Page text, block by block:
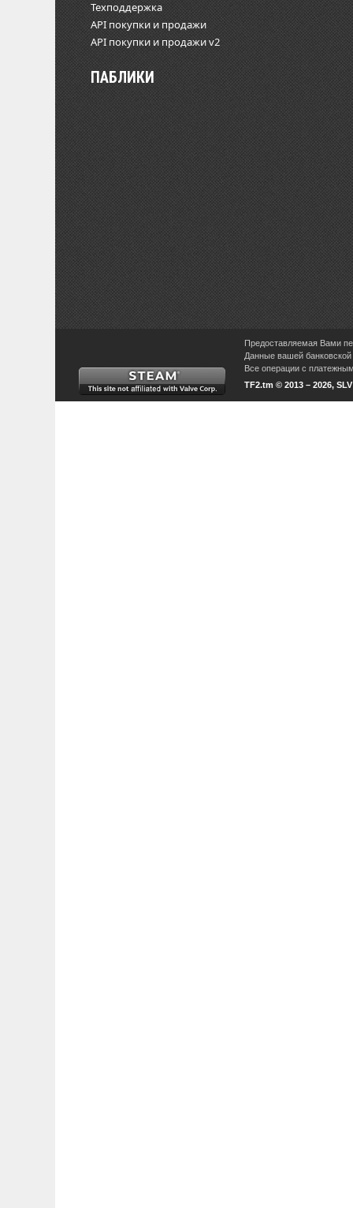
Техподдержка
API покупки и продажи
API покупки и продажи v2
ПАБЛИКИ
Предоставляемая Вами
Данные вашей
Все операции с
TF2.tm © 2013 – 2026,